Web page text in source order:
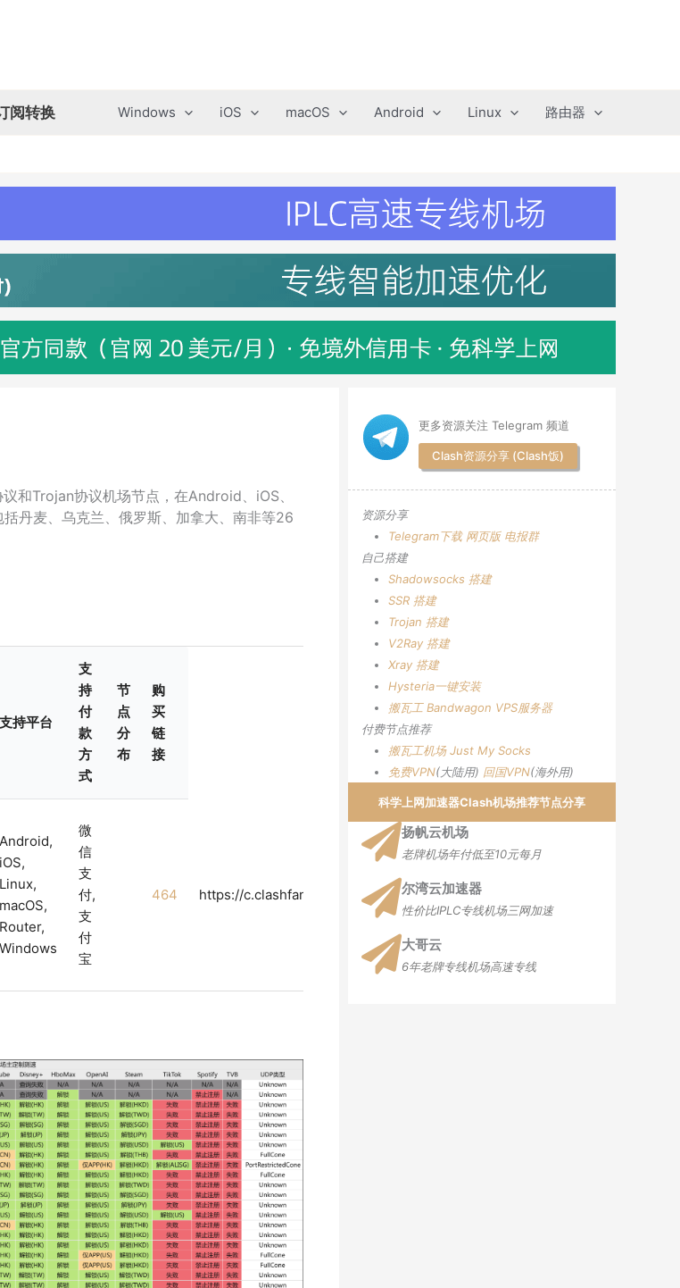
阅转换 Windows iOS macOS Android Linux 路由器
和Trojan协议机场节点，在Android、iOS、
丹麦、乌克兰、俄罗斯、加拿大、南非等26
支持平台
支
持
付
款
方
式
节
点
分
布
购
买
链
接
Android,
iOS,
Linux,
macOS,
Router,
Windows
微
信
支
付,
支
付
宝
464 https://c.clashfans.com/goto/v2ny/
更多资源关注 Telegram 频道
Clash资源分享 (Clash饭)
资源分享
Telegram下载 网页版 电报群
自己搭建
Shadowsocks 搭建
SSR 搭建
Trojan 搭建
V2Ray 搭建
Xray 搭建
Hysteria一键安装
搬瓦工 Bandwagon VPS服务器
付费节点推荐
搬瓦工机场 Just My Socks
免费VPN(大陆用) 回国VPN(海外用)
科学上网加速器Clash机场推荐节点分享
扬帆云机场
老牌机场年付低至10元每月
尔湾云加速器
性价比IPLC专线机场三网加速
大哥云
6年老牌专线机场高速专线